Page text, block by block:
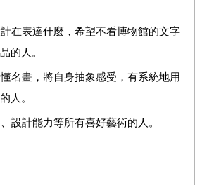
在表達什麼，希望不看博物館的文字
的人。
名畫，將自身抽象感受，有系統地用
人。
設計能力等所有喜好藝術的人。